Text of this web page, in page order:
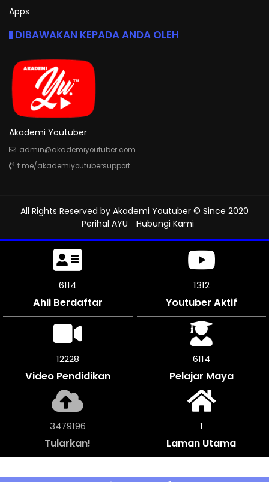
Apps
DIBAWAKAN KEPADA ANDA OLEH
Akademi Youtuber
admin@akademiyoutuber.com
t.me/akademiyoutubersupport
All Rights Reserved by Akademi Youtuber © Since 2020
Perihal AYU
Hubungi Kami
6552
Ahli Berdaftar
1312
Youtuber Aktif
13098
Video Pendidikan
6549
Pelajar Maya
3728564
Tularkan!
1
Laman Utama